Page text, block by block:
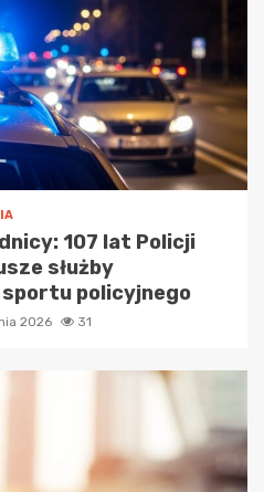
107 lat Policji
służby
policyjnego
2026 31